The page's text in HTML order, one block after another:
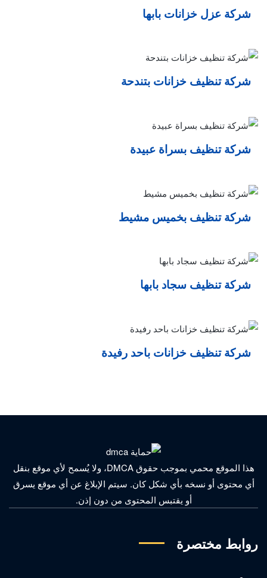
شركة عزل خزانات بابها
شركة تنظيف خزانات بتندحة
شركة تنظيف بسراة عبيدة
شركة تنظيف بخميس مشيط
شركة تنظيف سجاد بابها
شركة تنظيف خزانات باحد رفيدة
هذا الموقع محمي بموجب حقوق DMCA، ولا يُسمح لأي موقع بنقل
أي محتوى أو نسخه بأي شكل كان. سيتم الإبلاغ عن أي موقع يسرق
أو يقتبس المحتوى من دون إذن.
روابط مختصرة